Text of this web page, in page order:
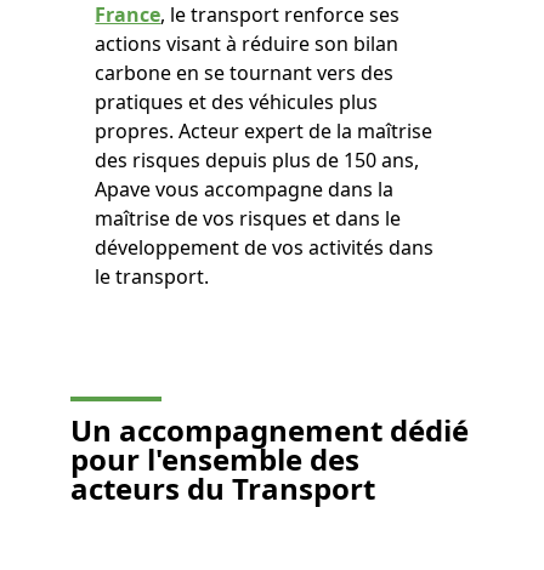
France, le transport renforce ses
actions visant à réduire son bilan
carbone en se tournant vers des
pratiques et des véhicules plus
propres. Acteur expert de la maîtrise
des risques depuis plus de 150 ans,
Apave vous accompagne dans la
maîtrise de vos risques et dans le
développement de vos activités dans
le transport.
Un accompagnement dédié
pour l'ensemble des
acteurs du Transport